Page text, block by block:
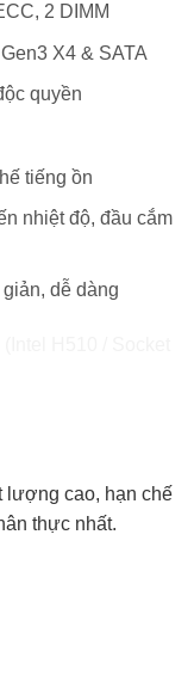
2 DIMM
X4 & SATA
quyền
tiếng ồn
nhiệt độ, đầu cắm
dễ dàng
lượng cao, hạn chế
thực nhất.